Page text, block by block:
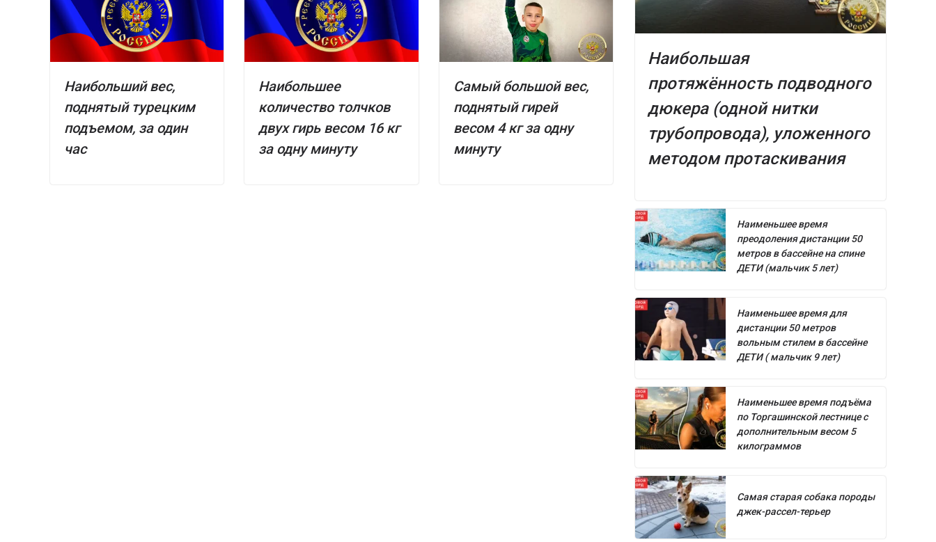
Наибольший вес,
поднятый турецким
подъемом, за один
час
Наибольшее
количество толчков
двух гирь весом 16 кг
за одну минуту
Самый большой вес,
поднятый гирей
весом 4 кг за одну
минуту
Наибольшая
протяжённость подводного
дюкера (одной нитки
трубопровода), уложенного
методом протаскивания
Наименьшее время
преодоления дистанции 50
метров в бассейне на спине
ДЕТИ (мальчик 5 лет)
Наименьшее время для
дистанции 50 метров
вольным стилем в бассейне
ДЕТИ ( мальчик 9 лет)
Наименьшее время подъёма
по Торгашинской лестнице с
дополнительным весом 5
килограммов
Самая старая собака породы
джек-рассел-терьер